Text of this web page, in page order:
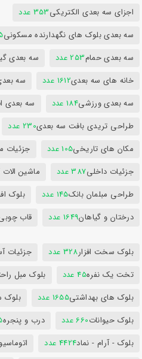
اجزای سه بعدی الکتریکی353 عدد
سه بعدی بلوک های نگهدارنده مسکونی
سه بعدی حمام253 عدد سه بعدی
خانه های سه بعدی1612 عدد سه
سه بعدی ورزشی184 عدد سه بعدی
طراحی تریدی بافت سه بعدی230 عدد
مکان های تاریخی105 عدد جزئیات
جزئیات داخلی387 عدد ماشین الات
طراحی مبلمان بانک145 عدد بلوک
درختان و گیاهان1649 عدد قاب
بلوک سخت افزار328 عدد جزئیات
تخت یک نفره45 عدد بلوک مبل
بلوک های بهداشتی1655 عدد بلوک
بلوک حیوانات660 عدد درب و پنجره
بلوک - آرام - نماد4424 عدد